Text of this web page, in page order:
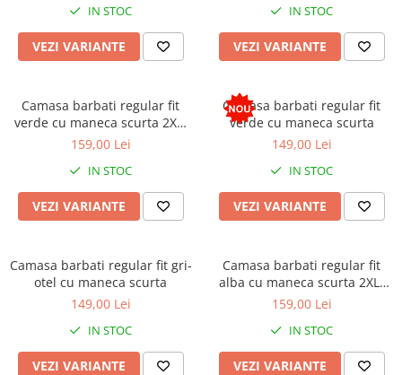
IN STOC
VEZI VARIANTE
IN STOC
VEZI VARIANTE
Camasa barbati regular fit
verde cu maneca scurta 2XL-
3XL
159,00 Lei
IN STOC
VEZI VARIANTE
Camasa barbati regular fit
verde cu maneca scurta
149,00 Lei
IN STOC
VEZI VARIANTE
Camasa barbati regular fit gri-
otel cu maneca scurta
149,00 Lei
IN STOC
VEZI VARIANTE
Camasa barbati regular fit
alba cu maneca scurta 2XL-
4XL
159,00 Lei
IN STOC
VEZI VARIANTE